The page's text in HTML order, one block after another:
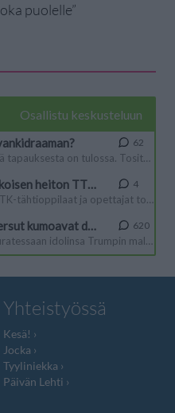
puolelle”
Yhteistyössä
Kesä!
Jocka
Tyyliniekka
Päivän Lehti